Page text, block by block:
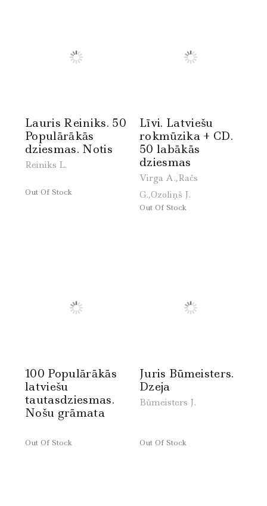
Lauris Reiniks. 50
Populārākās
dziesmas. Notis
Reiniks L.
Out Of Stock
Līvi. Latviešu
rokmūzika + CD.
50 labākās
dziesmas
Virga A.,Račs
G.,Ozoliņš J.
Out Of Stock
100 Populārākās
latviešu
tautasdziesmas.
Nošu grāmata
Out Of Stock
Juris Būmeisters.
Dzeja
Būmeisters J.
Out Of Stock